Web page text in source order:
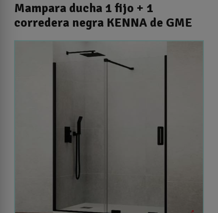
Mampara ducha 1 fijo + 1
corredera negra KENNA de GME